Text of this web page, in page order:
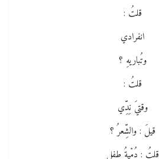
قلتُ :
انفرادي
وتُباريهِ ؟
قلتُ :
وقتيَ نِدِّي
قيلَ : والشِّعرُ ؟
قلتُ : دُمْيةُ طِفلٍ